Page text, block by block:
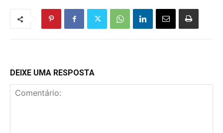
DEIXE UMA RESPOSTA